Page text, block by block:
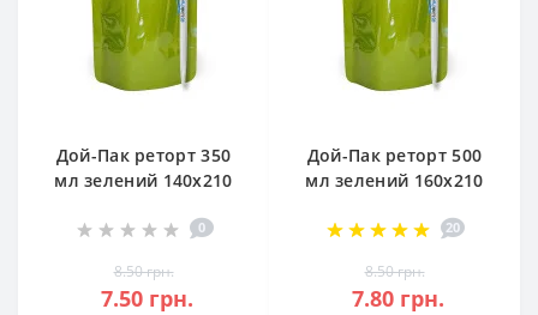
Дой-Пак реторт 350
мл зелений 140х210
автоклаві
0
8.50 грн.
7.50 грн.
Дой-Пак реторт 500
мл зелений 160х210
автоклаві
20
8.50 грн.
7.80 грн.